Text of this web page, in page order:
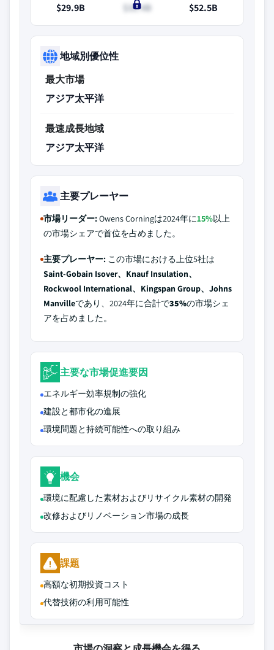
$29.9B
$31.4B
$52.5B
地域別優位性
最大市場
アジア太平洋
最速成長地域
アジア太平洋
主要プレーヤー
市場リーダー:Owens Corningは2024年に15%以上
の市場シェアで首位を占めました。
主要プレーヤー: この市場における上位5社は
Saint-Gobain Isover、Knauf Insulation、
Rockwool International、Kingspan Group、Johns
Manvilleであり、2024年に合計で35%の市場シェ
アを占めました。
主要な市場促進要因
エネルギー効率規制の強化
建設と都市化の進展
環境問題と持続可能性への取り組み
機会
環境に配慮した素材およびリサイクル素材の開発
改修およびリノベーション市場の成長
課題
高額な初期投資コスト
代替技術の利用可能性